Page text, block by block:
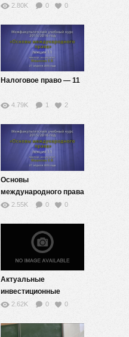
дифференциальных
2.80K 0 0
Налоговое право — 11
4.79K 1 2
Основы
международного права
-11 2.55K 0 0
Актуальные
инвестиционные
стратегии — 9
2.62K 0 0